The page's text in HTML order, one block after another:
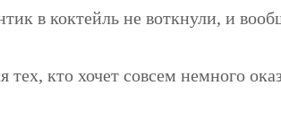
в коктейль не воткнули, и
тех, кто хочет совсем немного